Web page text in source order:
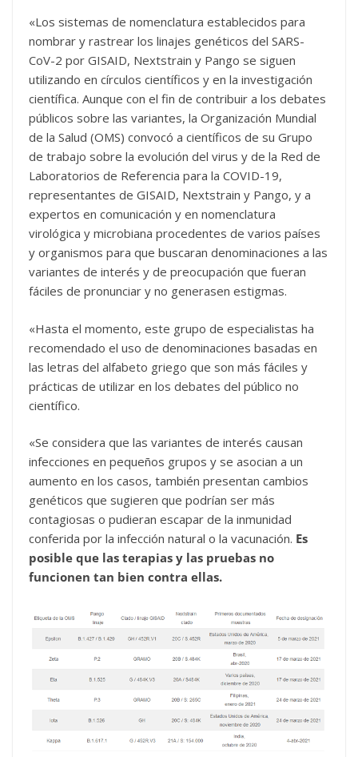
«Los sistemas de nomenclatura establecidos para
nombrar y rastrear los linajes genéticos del SARS-
CoV-2 por GISAID, Nextstrain y Pango se siguen
utilizando en círculos científicos y en la investigación
científica. Aunque con el fin de contribuir a los debates
públicos sobre las variantes, la Organización Mundial
de la Salud (OMS) convocó a científicos de su Grupo
de trabajo sobre la evolución del virus y de la Red de
Laboratorios de Referencia para la COVID-19,
representantes de GISAID, Nextstrain y Pango, y a
expertos en comunicación y en nomenclatura
virológica y microbiana procedentes de varios países
y organismos para que buscaran denominaciones a las
variantes de interés y de preocupación que fueran
fáciles de pronunciar y no generasen estigmas.
«Hasta el momento, este grupo de especialistas ha
recomendado el uso de denominaciones basadas en
las letras del alfabeto griego que son más fáciles y
prácticas de utilizar en los debates del público no
científico.
«Se considera que las variantes de interés causan
infecciones en pequeños grupos y se asocian a un
aumento en los casos, también presentan cambios
genéticos que sugieren que podrían ser más
contagiosas o pudieran escapar de la inmunidad
conferida por la infección natural o la vacunación. Es
posible que las terapias y las pruebas no
funcionen tan bien contra ellas.